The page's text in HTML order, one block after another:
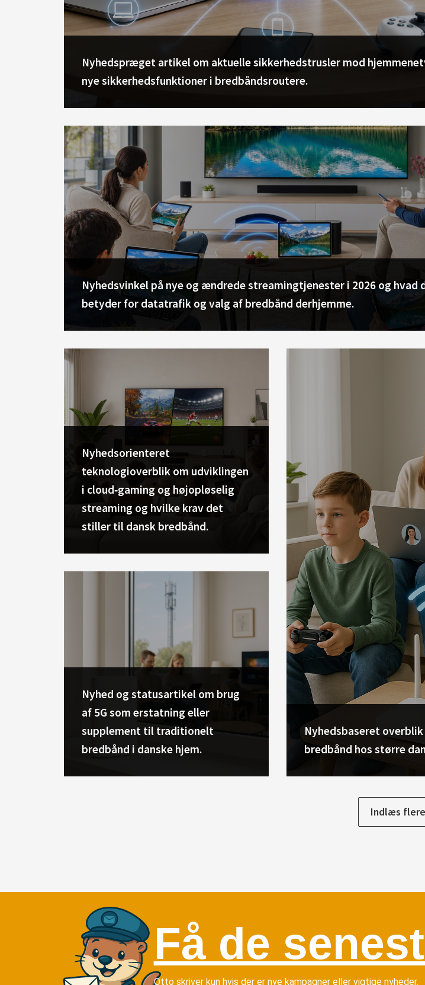
Nyhedspræget artikel om aktuelle sikkerhedstrusler mod
nye sikkerhedsfunktioner i bredbåndsroutere.
Nyhedsvinkel på nye og ændrede streamingtjenester i 2026 og hvad
betyder for datatrafik og valg af bredbånd derhjemme.
Nyhedsorienteret
teknologioverblik om udviklingen
i cloud‑gaming og højopløselig
streaming og hvilke krav det
stiller til dansk bredbånd.
Nyhedsbaseret
bredbånd hos større
Nyhed og statusartikel om brug
af 5G som erstatning eller
supplement til traditionelt
bredbånd i danske hjem.
Indlæs flere
Få de
Otto skriver kun hvis der er nye kampagner eller vigtige nyheder.